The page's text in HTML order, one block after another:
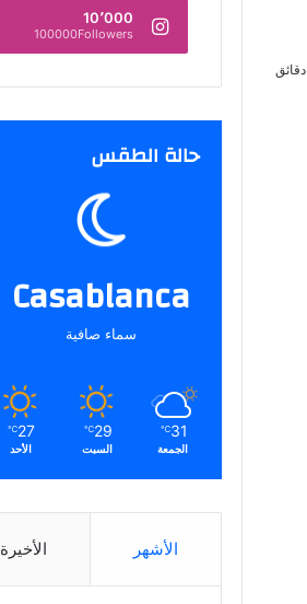
10٬000
100000Followers
حالة الطقس
Casablanca
سماء صافية
31
℃
الجمعة
29
℃
السبت
27
℃
الأحد
الأشهر الأخيرة